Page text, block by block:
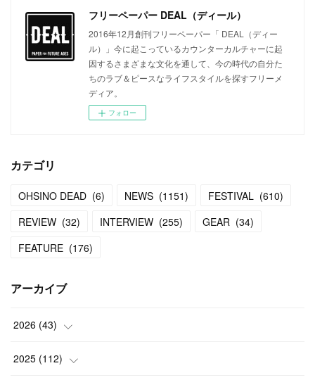
フリーペーパー DEAL（ディール）
2016年12月創刊フリーペーパー「 DEAL（ディー
ル）」今に起こっているカウンターカルチャーに起
因するさまざまな文化を通して、今の時代の自分た
ちのラブ＆ピースなライフスタイルを探すフリーメ
ディア。
フォロー
カテゴリ
OHSINO DEAD (6) NEWS (1151) FESTIVAL (610)
REVIEW (32) INTERVIEW (255) GEAR (34)
FEATURE (176)
アーカイブ
2026 (43)
( 2)
2025 (112)